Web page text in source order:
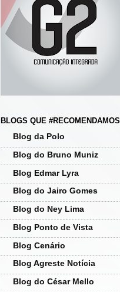
BLOGS QUE #RECOMENDAMOS
Blog da Polo
Blog do Bruno Muniz
Blog Edmar Lyra
Blog do Jairo Gomes
Blog do Ney Lima
Blog Ponto de Vista
Blog Cenário
Blog Agreste Notícia
Blog do César Mello